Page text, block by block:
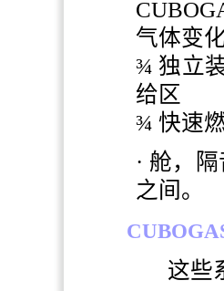
气体变
¾ 独立
给区
¾ 快速
· 舱，
之间。
这些系